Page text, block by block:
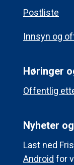
Postliste
Innsyn og
Høringer
Offentlig
Nyheter
Last ned
Android for